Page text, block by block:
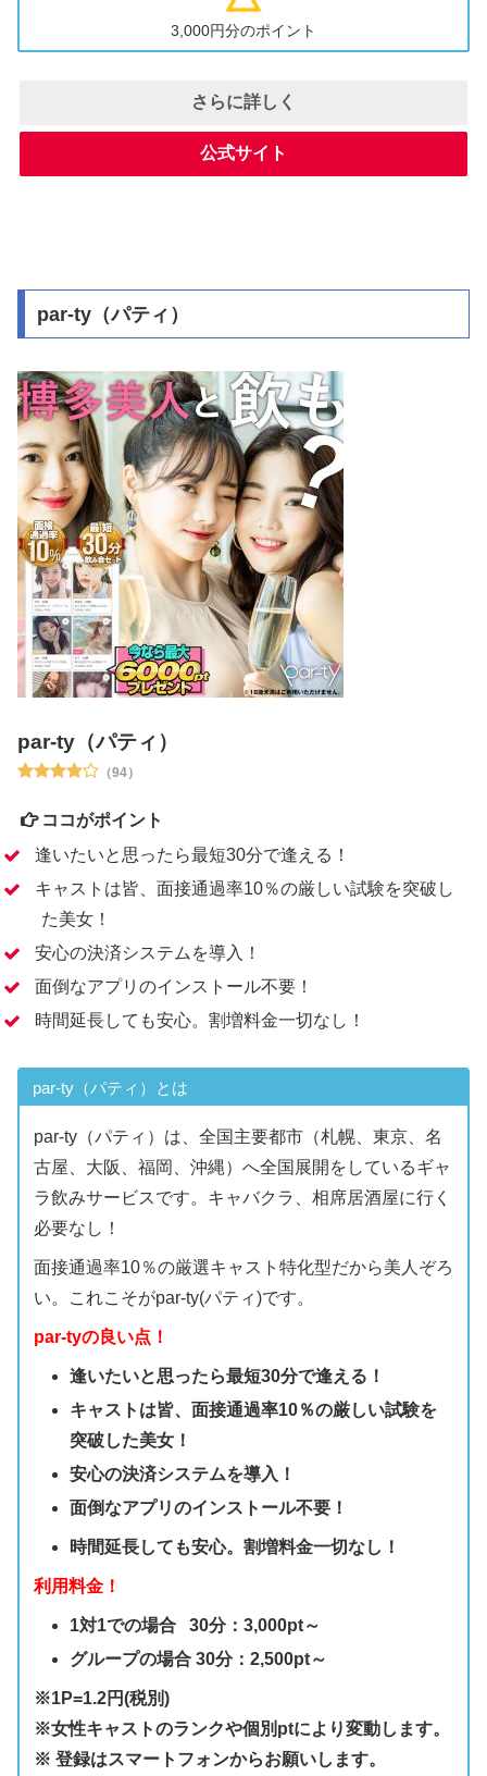
3,000円分のポイント
さらに詳しく
公式サイト
par-ty（パティ）
par-ty（パティ）
（94）
ココがポイント
逢いたいと思ったら最短30分で逢える！
キャストは皆、面接通過率10％の厳しい試験を突破し
た美女！
安心の決済システムを導入！
面倒なアプリのインストール不要！
時間延長しても安心。割増料金一切なし！
par-ty（パティ）とは
par-ty（パティ）は、全国主要都市（札幌、東京、名
古屋、大阪、福岡、沖縄）へ全国展開をしているギャ
ラ飲みサービスです。キャバクラ、相席居酒屋に行く
必要なし！
面接通過率10％の厳選キャスト特化型だから美人ぞろ
い。これこそがpar-ty(パティ)です。
par-tyの良い点！
逢いたいと思ったら最短30分で逢える！
キャストは皆、面接通過率10％の厳しい試験を
突破した美女！
安心の決済システムを導入！
面倒なアプリのインストール不要！
時間延長しても安心。割増料金一切なし！
利用料金！
1対1での場合 30分：3,000pt～
グループの場合 30分：2,500pt～
※1P=1.2円(税別)
※女性キャストのランクや個別ptにより変動します。
※ 登録はスマートフォンからお願いします。